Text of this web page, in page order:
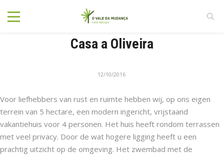
Casa a Oliveira
12/10/2016
Voor liefhebbers van rust en ruimte hebben wij, op ons eigen
terrein van 5 hectare, een modern ingericht, vrijstaand
vakantiehuis voor 4 personen. Het huis heeft rondom terrassen
met veel privacy. Door de wat hogere ligging heeft u een
prachtig uitzicht op de omgeving. Het zwembad met de